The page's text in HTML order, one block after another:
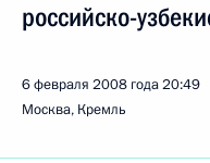
российско-
6 февраля 2008 года20:49
Москва, Кремль